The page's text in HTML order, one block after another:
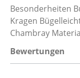
Besonderheiten
Kragen
Chambray
Bewertungen